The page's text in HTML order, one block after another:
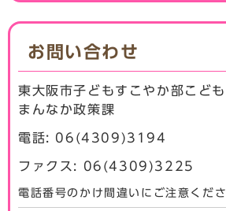
お問い合わせ
東大阪市子どもすこやか部こど
まんなか政策課
電話: 06(4309)3194
ファクス: 06(4309)3225
電話番号のかけ間違いにご注意くださ